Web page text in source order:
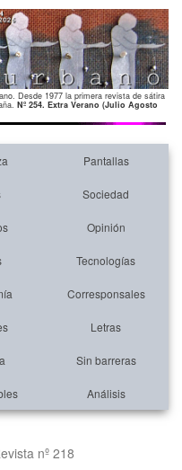
Desde 1977 la primera revista de sátira
Nº 254. Extra Verano (Julio Agosto
Pantallas
Sociedad
Opinión
Tecnologías
Corresponsales
Letras
Sin barreras
Análisis
nº 218